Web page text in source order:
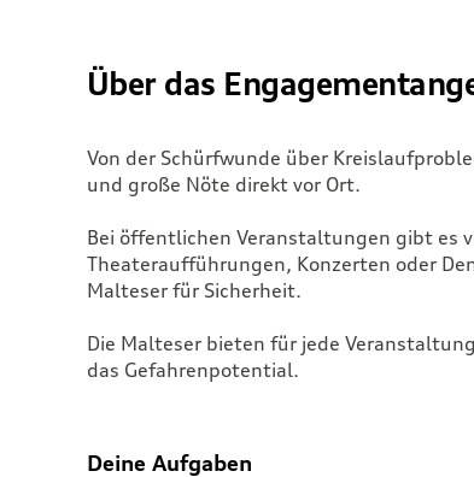
Über das
Von der Schürfwunde über
und große Nöte direkt vor Ort.
Bei öffentlichen Veranstaltungen gibt es
Theateraufführungen, Konzerten oder
Malteser für Sicherheit.
Die Malteser bieten für jede
das Gefahrenpotential.
Deine Aufgaben